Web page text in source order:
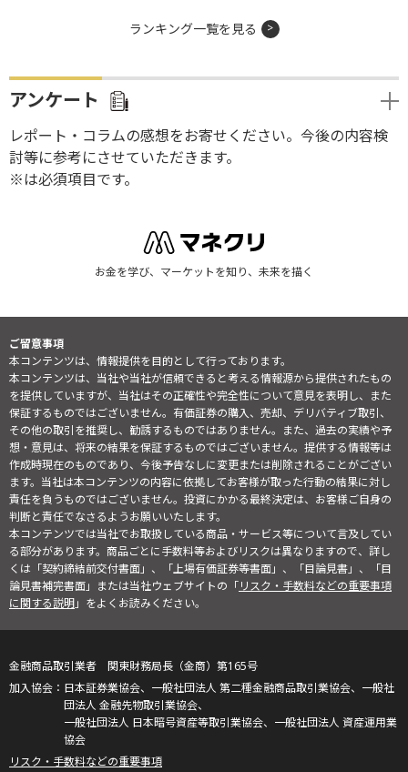
ランキング一覧を見る
アンケート
レポート・コラムの感想をお寄せください。今後の内容検
討等に参考にさせていただきます。
※は必須項目です。
お金を学び、マーケットを知り、未来を描く
ご留意事項
本コンテンツは、情報提供を目的として行っております。
本コンテンツは、当社や当社が信頼できると考える情報源から提供されたもの
を提供していますが、当社はその正確性や完全性について意見を表明し、また
保証するものではございません。有価証券の購入、売却、デリバティブ取引、
その他の取引を推奨し、勧誘するものではありません。また、過去の実績や予
想・意見は、将来の結果を保証するものではございません。提供する情報等は
作成時現在のものであり、今後予告なしに変更または削除されることがござい
ます。当社は本コンテンツの内容に依拠してお客様が取った行動の結果に対し
責任を負うものではございません。投資にかかる最終決定は、お客様ご自身の
判断と責任でなさるようお願いいたします。
本コンテンツでは当社でお取扱している商品・サービス等について言及してい
る部分があります。商品ごとに手数料等およびリスクは異なりますので、詳し
くは「契約締結前交付書面」、「上場有価証券等書面」、「目論見書」、「目
論見書補完書面」または当社ウェブサイトの「リスク・手数料などの重要事項
に関する説明」をよくお読みください。
金融商品取引業者 関東財務局長（金商）第165号
日本証券業協会、一般社団法人 第二種金融商品取引業協会、一般社
団法人 金融先物取引業協会、
一般社団法人 日本暗号資産等取引業協会、一般社団法人 資産運用業
協会
リスク・手数料などの重要事項